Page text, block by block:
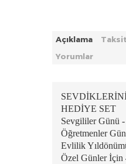
Açıklama
Yorumlar
HEDİYE SET
Sevgililer Günü
Öğretmenler
Evlilik
Özel Günler İçin